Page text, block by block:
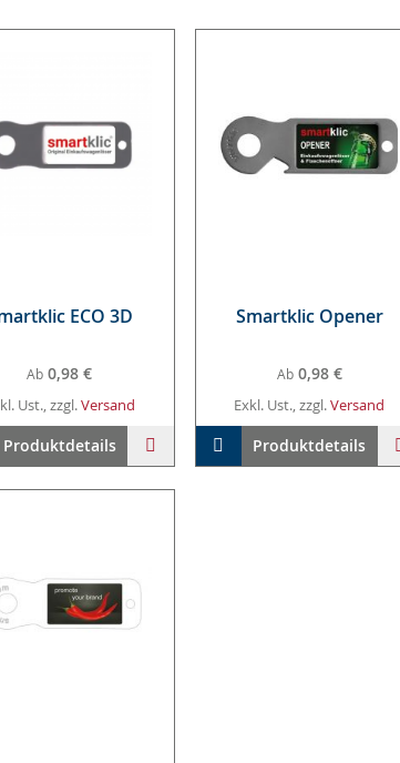
ECO 3D
Ab 0,98 €
Ust., zzgl.Versand
Warenkorb
Produktdetails
WUNSCHLISTE
HINZUFÜGEN
Smart­klic Opener
Ab 0,98 €
Exkl. Ust., zzgl.Versand
In den Warenkorb
Produktdetails